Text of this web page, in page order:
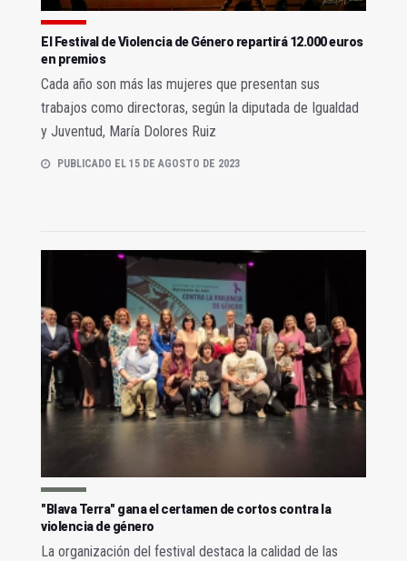
El Festival de Violencia de Género repartirá 12.000 euros
en premios
Cada año son más las mujeres que presentan sus
trabajos como directoras, según la diputada de Igualdad
y Juventud, María Dolores Ruiz
PUBLICADO EL 15 DE AGOSTO DE 2023
"Blava Terra" gana el certamen de cortos contra la
violencia de género
La organización del festival destaca la calidad de las